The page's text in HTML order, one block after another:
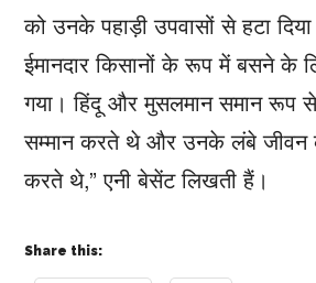
को उनके पहाड़ी उपवासों से हटा
ईमानदार किसानों के रूप में बसने के
गया। हिंदू और मुसलमान समान रूप से
सम्मान करते थे और उनके लंबे जीवन के
करते थे,” एनी बेसेंट लिखती हैं।
Share this: